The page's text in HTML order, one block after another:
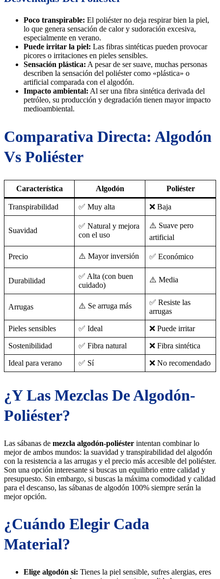
Poco transpirable: El poliéster no deja respirar bien la piel,
lo que genera sensación de calor y sudoración excesiva,
especialmente en verano.
Puede irritar la piel: Las fibras sintéticas pueden provocar
picores o irritaciones en pieles sensibles.
Sensación plástica: A pesar de ser suave, muchas personas
describen la sensación del poliéster como «plástica» o
artificial comparada con el algodón.
Impacto ambiental: Al ser una fibra sintética derivada del
petróleo, su producción y degradación tienen mayor impacto
medioambiental.
Comparativa Directa: Algodón
Vs Poliéster
Característica Algodón Poliéster
Transpirabilidad ✅ Muy alta ❌ Baja
Suavidad
✅ Natural y mejora
con el uso
⚠️ Suave pero
artificial
Precio ⚠️ Mayor inversión ✅ Económico
Durabilidad
✅ Alta (con buen
cuidado)
⚠️ Media
Arrugas ⚠️ Se arruga más
✅ Resiste las
arrugas
Pieles sensibles ✅ Ideal ❌ Puede irritar
Sostenibilidad ✅ Fibra natural ❌ Fibra sintética
Ideal para verano ✅ Sí ❌ No recomendado
¿Y Las Mezclas De Algodón-
Poliéster?
Las sábanas de mezcla algodón-poliéster intentan combinar lo
mejor de ambos mundos: la suavidad y transpirabilidad del algodón
con la resistencia a las arrugas y el precio más accesible del poliéster.
Son una opción interesante si buscas un equilibrio entre calidad y
presupuesto. Sin embargo, si buscas la máxima comodidad y calidad
para el descanso, las sábanas de algodón 100% siempre serán la
mejor opción.
¿Cuándo Elegir Cada
Material?
Elige algodón si: Tienes la piel sensible, sufres alergias, eres